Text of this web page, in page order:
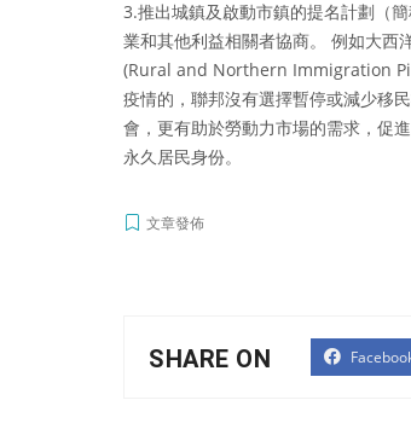
3.推出城鎮及啟動市鎮的提名計劃（
業和其他利益相關者協商。 例如大
(Rural and Northern Immigration
疫情的，聯邦沒有選擇暫停或減少移
會，更有助於勞動力市場的需求，促
永久居民身份。
文章發佈
SHARE ON